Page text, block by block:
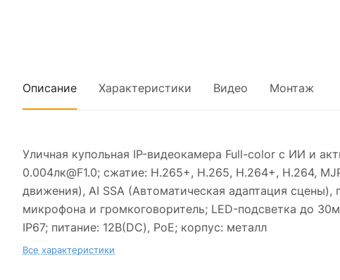
Описание Характеристики Видео Монтаж
Уличная купольная IP-видеокамера Full-color с ИИ и
0.004лк@F1.0; сжатие: H.265+, H.265, H.264+, H.264,
движения), AI SSA (Автоматическая адаптация
микрофона и громкоговоритель; LED-подсветка до
IP67; питание: 12В(DC), PoE; корпус: металл
Все характеристики